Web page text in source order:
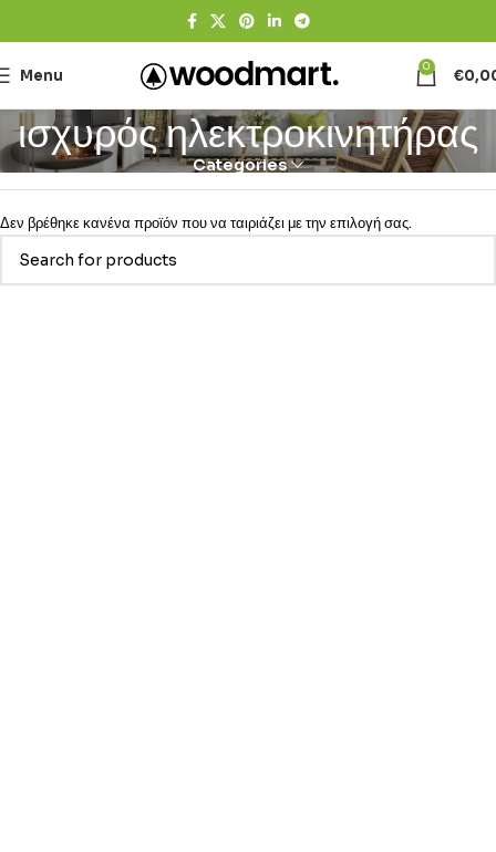
Menu 0 €
ισχυρός ηλεκτροκινητήρας
Categories
Δεν βρέθηκε κανένα προϊόν που να ταιριάζει με την επιλογή σας.